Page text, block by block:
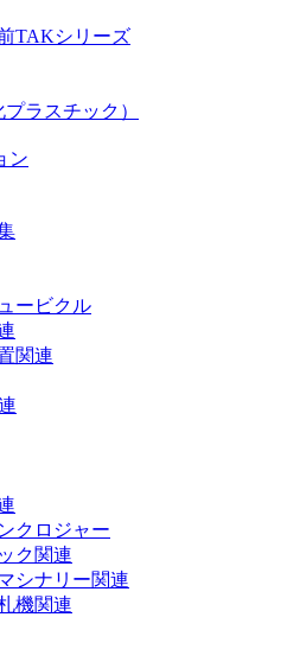
TAKシリーズ
ラスチック）
ン
ービクル
関連
クロジャー
ク関連
シナリー関連
機関連